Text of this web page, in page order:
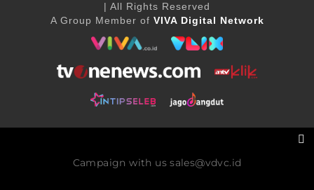
| All Rights Reserved
A Group Member of VIVA Digital Network
